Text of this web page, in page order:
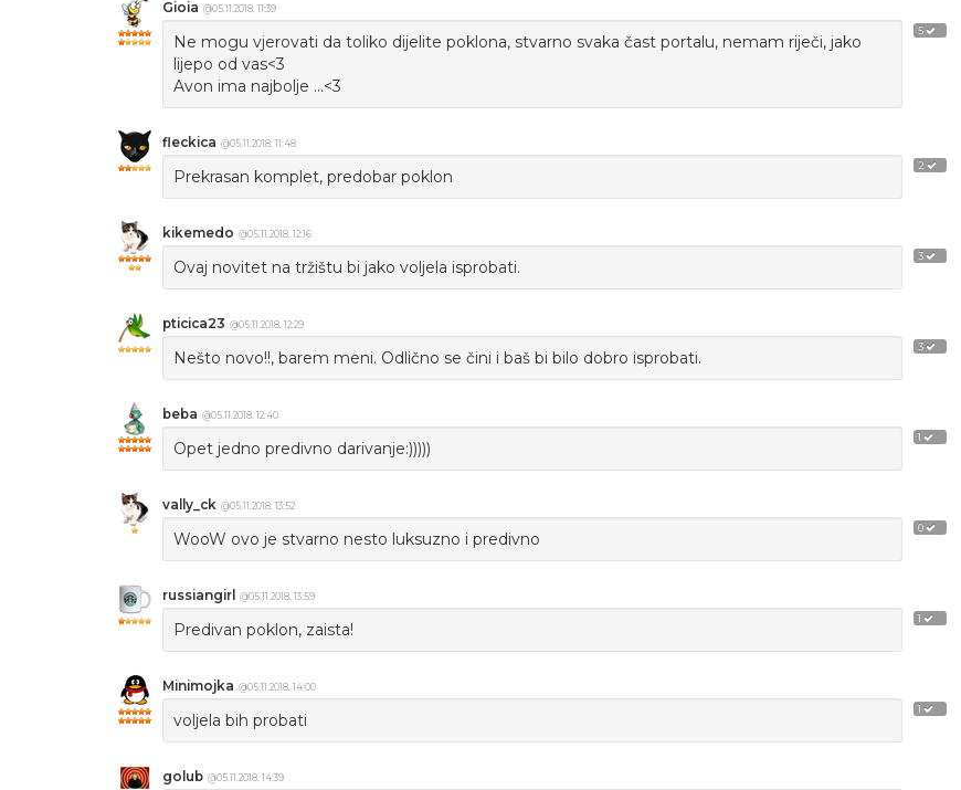
5
Gioia @05.11.2018. 11:39
Ne mogu vjerovati da toliko dijelite poklona, stvarno svaka čast portalu, nemam riječi, jako
lijepo od vas<3
Avon ima najbolje ...<3
2
fleckica @05.11.2018. 11:48
Prekrasan komplet, predobar poklon
3
kikemedo @05.11.2018. 12:16
Ovaj novitet na tržištu bi jako voljela isprobati.
3
pticica23 @05.11.2018. 12:29
Nešto novo!!, barem meni. Odlično se čini i baš bi bilo dobro isprobati.
1
beba @05.11.2018. 12:40
Opet jedno predivno darivanje:)))))
0
vally_ck @05.11.2018. 13:52
WooW ovo je stvarno nesto luksuzno i predivno
1
russiangirl @05.11.2018. 13:59
Predivan poklon, zaista!
1
Minimojka @05.11.2018. 14:00
voljela bih probati
golub @05.11.2018. 14:39